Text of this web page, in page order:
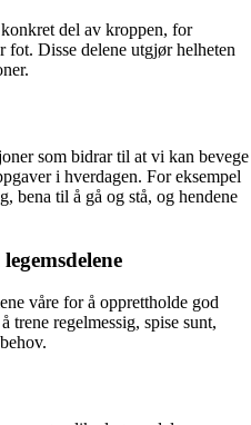
del av kroppen, for
fot. Disse delene utgjør helheten
som bidrar til at vi kan bevege
i hverdagen. For eksempel
bena til å gå og stå, og hendene
våre for å opprettholde god
trene regelmessig, spise sunt,